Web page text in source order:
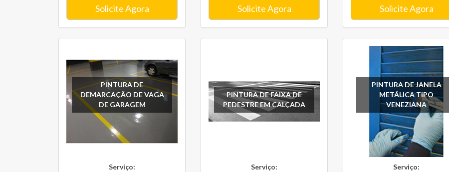
Solicite Agora Solicite Agora Solicite Agora
PINTURA DE
DEMARCAÇÃO DE VAGA
DE GARAGEM
Serviço:
PINTURA DE FAIXA DE
PEDESTRE EM CALÇADA
Serviço:
PINTURA DE JANELA
METÁLICA TIPO
VENEZIANA
Serviço: